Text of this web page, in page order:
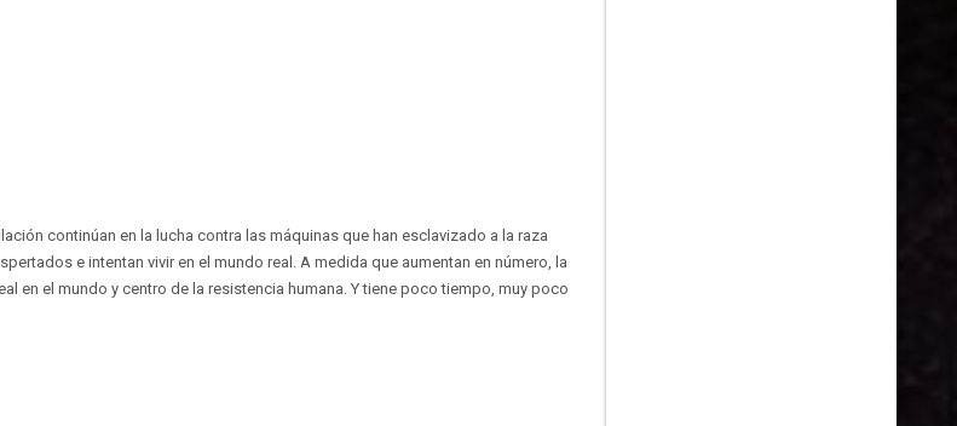
continúan en la lucha contra las máquinas que han esclavizado a la raza
e intentan vivir en el mundo real. A medida que aumentan en número, la
en el mundo y centro de la resistencia humana. Y tiene poco tiempo, muy poco